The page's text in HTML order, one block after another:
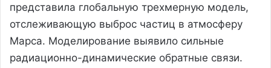
представила глобальную трехмерную модель,
отслеживающую выброс частиц в атмосферу
Марса. Моделирование выявило сильные
радиационно-динамические обратные связи.